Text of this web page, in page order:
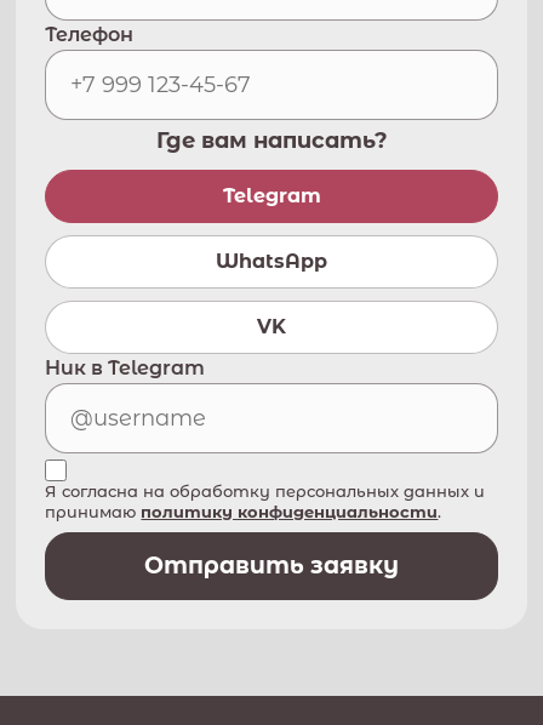
Телефон
Где вам написать?
Telegram
WhatsApp
VK
Ник в Telegram
Я согласна на обработку персональных данных и
принимаю политику конфиденциальности.
Отправить заявку